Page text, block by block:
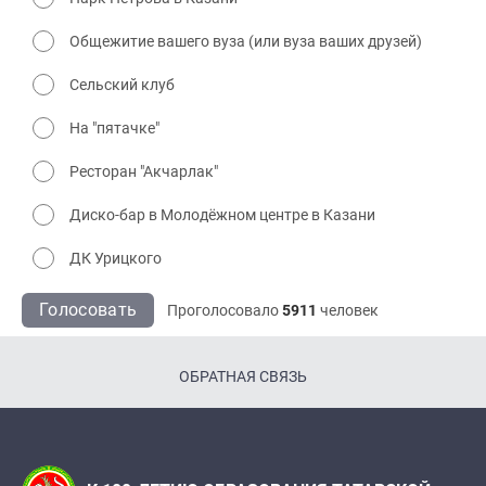
Общежитие вашего вуза (или вуза ваших друзей)
Сельский клуб
На "пятачке"
Ресторан "Акчарлак"
Диско-бар в Молодёжном центре в Казани
ДК Урицкого
Голосовать Проголосовало5911 человек
ОБРАТНАЯ СВЯЗЬ